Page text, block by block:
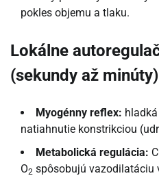
pokles objemu a tlaku.
Lokálne
(sekundy až minúty)
Myogénny reflex:
natiahnutie konstrikciou
Metabolická regulácia:
O2 spôsobujú vazodilatáciu